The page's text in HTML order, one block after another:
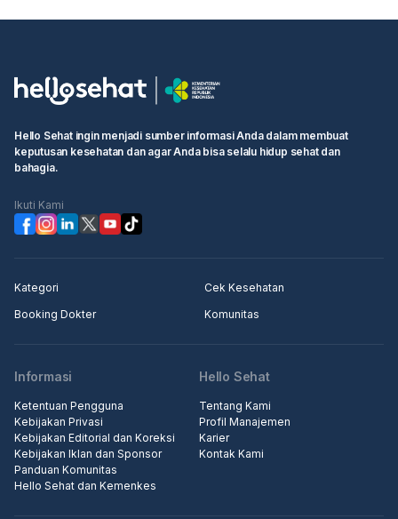
Hello Sehat ingin menjadi sumber informasi Anda dalam membuat
keputusan kesehatan dan agar Anda bisa selalu hidup sehat dan
bahagia.
Ikuti Kami
Kategori
Cek Kesehatan
Booking Dokter
Komunitas
Informasi
Ketentuan Pengguna
Kebijakan Privasi
Kebijakan Editorial dan Koreksi
Kebijakan Iklan dan Sponsor
Panduan Komunitas
Hello Sehat dan Kemenkes
Hello Sehat
Tentang Kami
Profil Manajemen
Karier
Kontak Kami